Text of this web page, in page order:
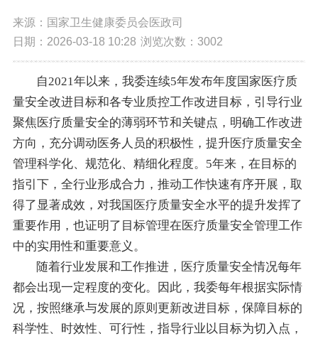
来源：国家卫生健康委员会医政司
日期：2026-03-18 10:28 浏览次数： 3002
自2021年以来，我委连续5年发布年度国家医疗质
量安全改进目标和各专业质控工作改进目标，引导行业
聚焦医疗质量安全的薄弱环节和关键点，明确工作改进
方向，充分调动医务人员的积极性，提升医疗质量安全
管理科学化、规范化、精细化程度。5年来，在目标的
指引下，全行业形成合力，推动工作快速有序开展，取
得了显著成效，对我国医疗质量安全水平的提升发挥了
重要作用，也证明了目标管理在医疗质量安全管理工作
中的实用性和重要意义。
随着行业发展和工作推进，医疗质量安全情况每年
都会出现一定程度的变化。因此，我委每年根据实际情
况，按照继承与发展的原则更新改进目标，保障目标的
科学性、时效性、可行性，指导行业以目标为切入点，